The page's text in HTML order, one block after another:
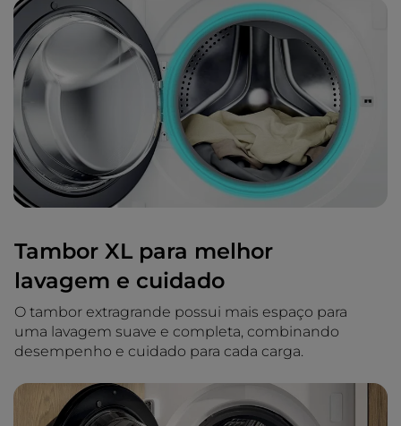
Tambor XL para melhor
lavagem e cuidado
O tambor extragrande possui mais espaço para
uma lavagem suave e completa, combinando
desempenho e cuidado para cada carga.